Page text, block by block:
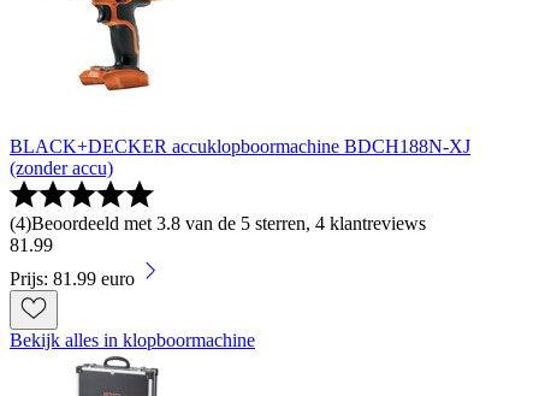
BLACK+DECKER accuklopboormachine BDCH188N-XJ
(zonder accu)
(4)Beoordeeld met 3.8 van de 5 sterren, 4 klantreviews
81 .99
Prijs: 81.99 euro
Bekijk alles in klopboormachine